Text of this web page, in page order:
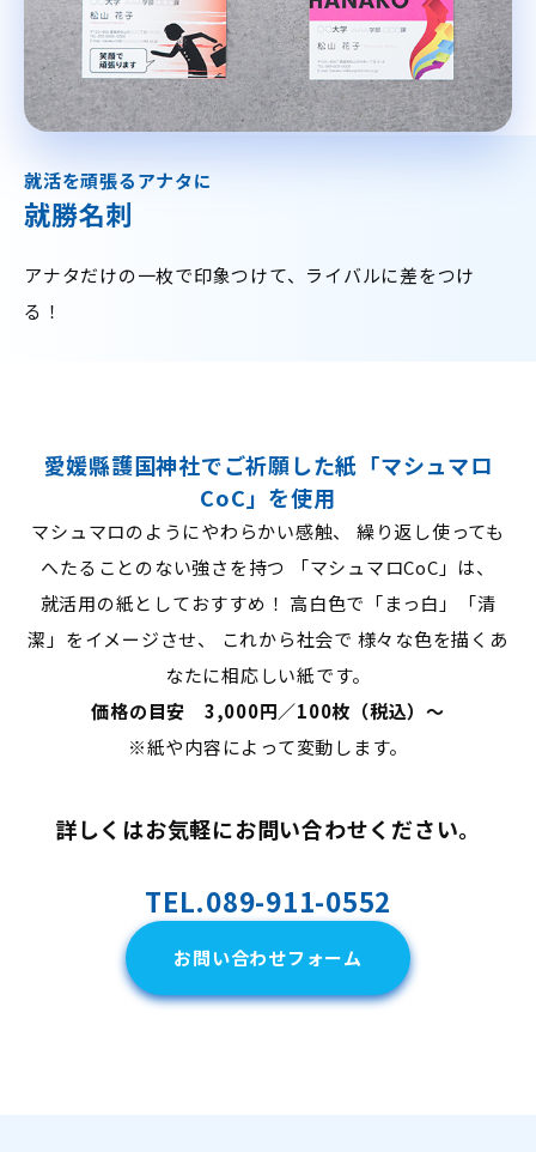
就活を頑張るアナタに
就勝名刺
アナタだけの一枚で印象つけて、ライバルに差をつけ
る！
愛媛縣護国神社でご祈願した紙「マシュマロ
CoC」を使用
マシュマロのようにやわらかい感触、 繰り返し使っても
へたることのない強さを持つ 「マシュマロCoC」は、
就活用の紙としておすすめ！ 高白色で「まっ白」「清
潔」をイメージさせ、 これから社会で 様々な色を描くあ
なたに相応しい紙です。
価格の目安 3,000円／100枚（税込）～
※紙や内容によって変動します。
詳しくはお気軽にお問い合わせください。
TEL.089-911-0552
お問い合わせフォーム